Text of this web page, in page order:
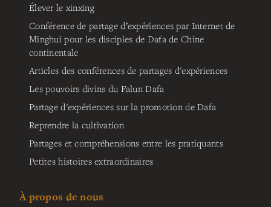
Élever le xinxing
Conférence de partage d’expériences par Internet de
Minghui pour les disciples de Dafa de Chine
continentale
Articles des conférences de partages d'expériences
Les pouvoirs divins du Falun Dafa
Partage d'expériences sur la promotion de Dafa
Reprendre la cultivation
Partages et compréhensions entre les pratiquants
Petites histoires extraordinaires
À propos de nous